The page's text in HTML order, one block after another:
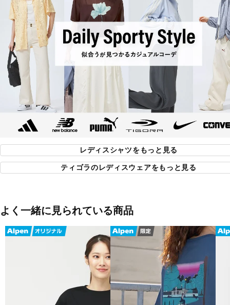
レディスシャツをもっと見る
ティゴラのレディスウェアをもっと見る
よく一緒に見られている商品